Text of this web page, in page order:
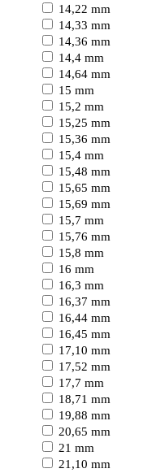
14,22 mm
14,33 mm
14,36 mm
14,4 mm
14,64 mm
15 mm
15,2 mm
15,25 mm
15,36 mm
15,4 mm
15,48 mm
15,65 mm
15,69 mm
15,7 mm
15,76 mm
15,8 mm
16 mm
16,3 mm
16,37 mm
16,44 mm
16,45 mm
17,10 mm
17,52 mm
17,7 mm
18,71 mm
19,88 mm
20,65 mm
21 mm
21,10 mm